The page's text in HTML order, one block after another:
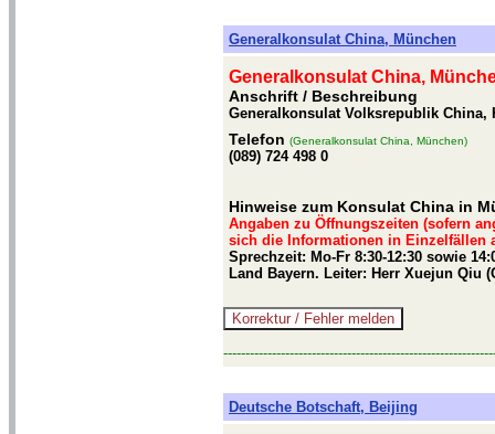
Generalkonsulat China, München
Generalkonsulat China,
Anschrift / Beschreibung
Generalkonsulat Volksrepublik China,
Telefon (Generalkonsulat China, München)
(089) 724 498 0
Hinweise zum Konsulat China in
Angaben zu Öffnungszeiten (sofern
sich die Informationen in Einzelfällen
Sprechzeit: Mo-Fr 8:30-12:30 sowie
Land Bayern. Leiter: Herr Xuejun Qiu
Deutsche Botschaft, Beijing